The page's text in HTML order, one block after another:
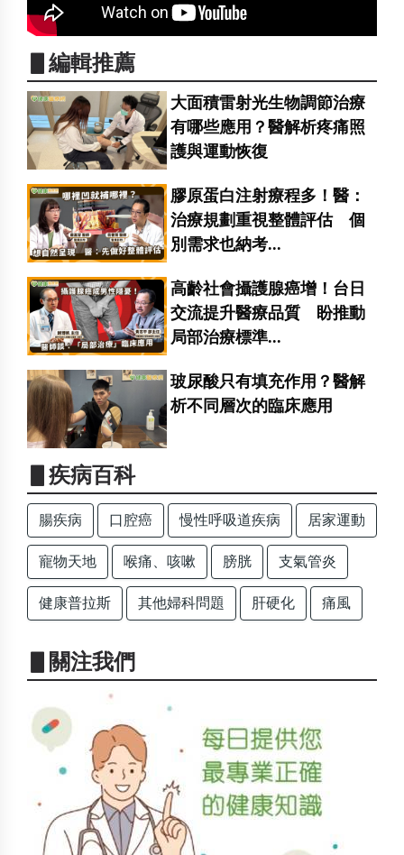
▋編輯推薦
大面積雷射光生物調節治療
有哪些應用？醫解析疼痛照
護與運動恢復
膠原蛋白注射療程多！醫：
治療規劃重視整體評估 個
別需求也納考...
高齡社會攝護腺癌增！台日
交流提升醫療品質 盼推動
局部治療標準...
玻尿酸只有填充作用？醫解
析不同層次的臨床應用
▋疾病百科
腸疾病 口腔癌 慢性呼吸道疾病 居家運動
寵物天地 喉痛、咳嗽 膀胱 支氣管炎
健康普拉斯 其他婦科問題 肝硬化 痛風
▋關注我們